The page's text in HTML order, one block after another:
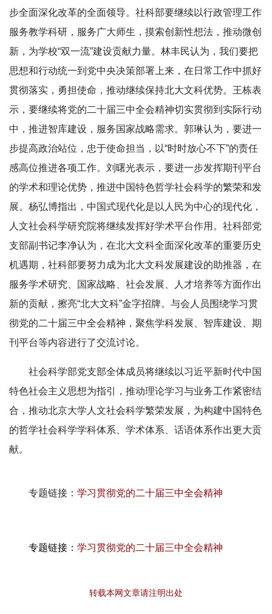
步全面深化改革的全面领导。社科部要继续以行政管理工作
服务教学科研，服务广大师生，摸索创新性想法，推动微创
新，为学校“双一流”建设贡献力量。林丰民认为，我们要把
思想和行动统一到党中央决策部署上来，在日常工作中抓好
贯彻落实，勇担使命，推动继续保持北大文科优势。王栋表
示，要继续将党的二十届三中全会精神切实贯彻到实际行动
中，推进智库建设，服务国家战略需求。郭琳认为，要进一
步提高政治站位，忠于使命担当，以“时时放心不下”的责任
感高位推进各项工作。刘曙光表示，要进一步发挥期刊平台
的学术和理论优势，推进中国特色哲学社会科学的繁荣和发
展。杨弘博指出，中国式现代化是以人民为中心的现代化，
人文社会科学研究院将继续发挥好学术平台作用。社科部党
支部副书记李净认为，在北大文科全面深化改革的重要历史
机遇期，社科部要努力成为北大文科发展建设的助推器，在
服务学术研究、国家战略、社会发展、人才培养等方面作出
新的贡献，擦亮“北大文科”金字招牌。与会人员围绕学习贯
彻党的二十届三中全会精神，聚焦学科发展、智库建设、期
刊平台等内容进行了交流讨论。
社会科学部党支部全体成员将继续以习近平新时代中国
特色社会主义思想为指引，推动理论学习与业务工作紧密结
合，推动北京大学人文社会科学繁荣发展，为构建中国特色
的哲学社会科学学科体系、学术体系、话语体系作出更大贡
献。
专题链接： 学习贯彻党的二十届三中全会精神
专题链接： 学习贯彻党的二十届三中全会精神
转载本网文章请注明出处